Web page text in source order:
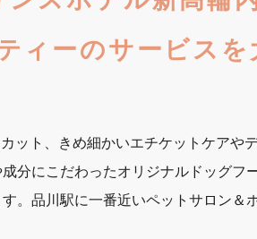
ィーのサービスを
ット、きめ細かいエチケットケア
分にこだわったオリジナルドッグフ
。品川駅に一番近いペットサロン